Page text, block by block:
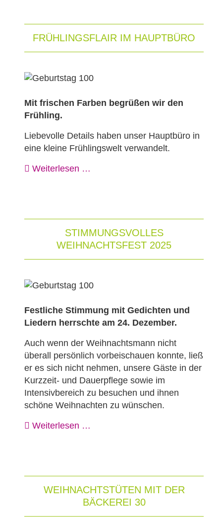
FRÜHLINGSFLAIR IM HAUPTBÜRO
Mit frischen Farben begrüßen wir den
Frühling.
Liebevolle Details haben unser Hauptbüro in
eine kleine Frühlingswelt verwandelt.
Weiterlesen …
STIMMUNGSVOLLES
WEIHNACHTSFEST 2025
Festliche Stimmung mit Gedichten und
Liedern herrschte am 24. Dezember.
Auch wenn der Weihnachtsmann nicht
überall persönlich vorbeischauen konnte, ließ
er es sich nicht nehmen, unsere Gäste in der
Kurzzeit- und Dauerpflege sowie im
Intensivbereich zu besuchen und ihnen
schöne Weihnachten zu wünschen.
Weiterlesen …
WEIHNACHTSTÜTEN MIT DER
BÄCKEREI 30